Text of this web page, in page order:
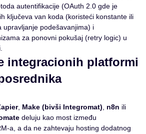
autentifikacije (OAuth 2.0 gde je
ključeva van koda (koristeći konstante ili
upravljanje podešavanjima) i
za ponovni pokušaj (retry logic) u
integracionih platformi
, Make (bivši Integromat) n8n ili
deluju kao most između
a, a da ne zahtevaju hosting dodatnog